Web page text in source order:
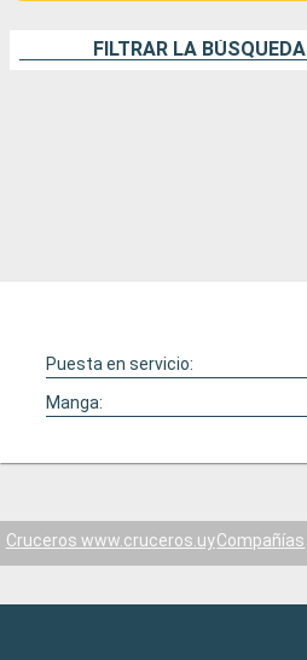
FILTRAR LA BÚSQUEDA
Puesta en servicio:
Manga:
Cruceros www.cruceros.uyCompañías